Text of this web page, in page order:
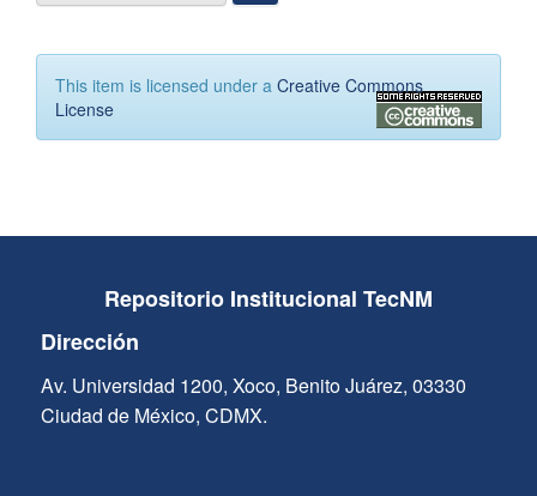
This item is licensed under a Creative Commons
License
Repositorio Institucional TecNM
Dirección
Av. Universidad 1200, Xoco, Benito Juárez, 03330
Ciudad de México, CDMX.